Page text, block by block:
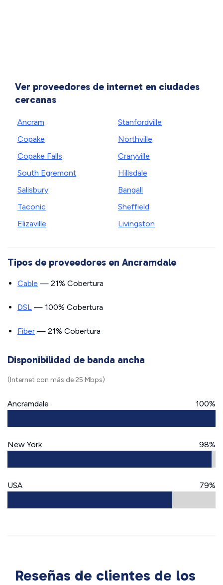
Ver proveedores de internet en ciudades
cercanas
Ancram
Copake
Copake Falls
South Egremont
Salisbury
Taconic
Elizaville
Stanfordville
Northville
Craryville
Hillsdale
Bangall
Sheffield
Livingston
Tipos de proveedores en Ancramdale
Cable — 21% Cobertura
DSL — 100% Cobertura
Fiber — 21% Cobertura
Disponibilidad de banda ancha
(Internet con más de 25 Mbps)
Ancramdale 100%
New York 98%
USA 79%
Reseñas de clientes de los